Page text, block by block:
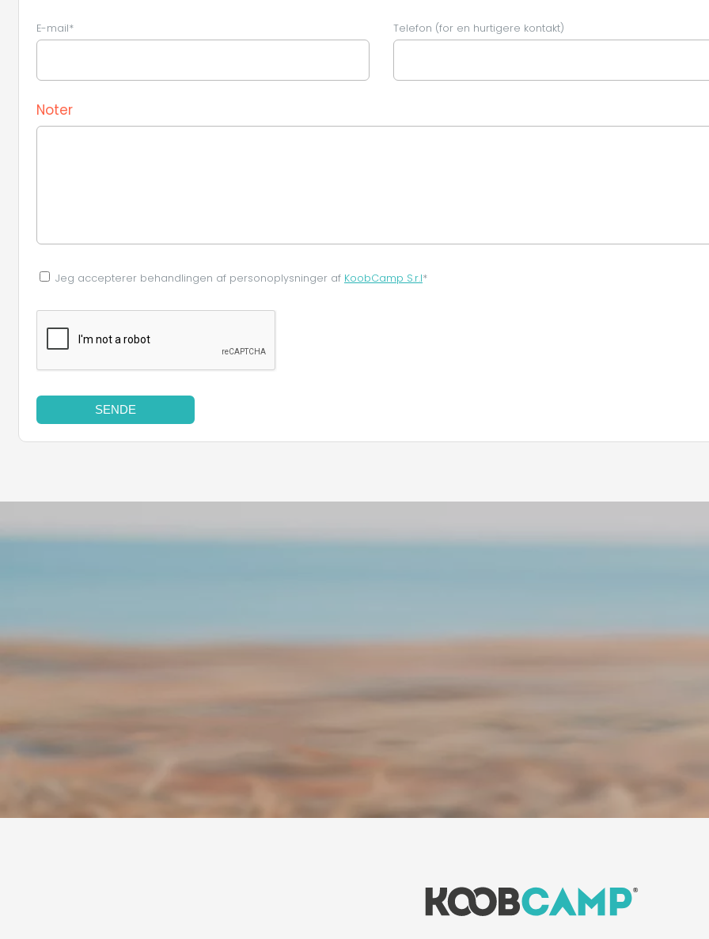
E-mail* Telefon (for en hurtigere kontakt)
Noter
Jeg accepterer behandlingen af ​​personoplysninger af KoobCamp S.r.l*
SENDE